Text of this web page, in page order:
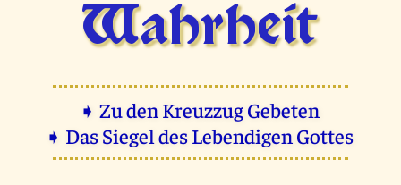
Wahrheit
➧ Zu den Kreuzzug Gebeten
➧ Das Siegel des Lebendigen Gottes